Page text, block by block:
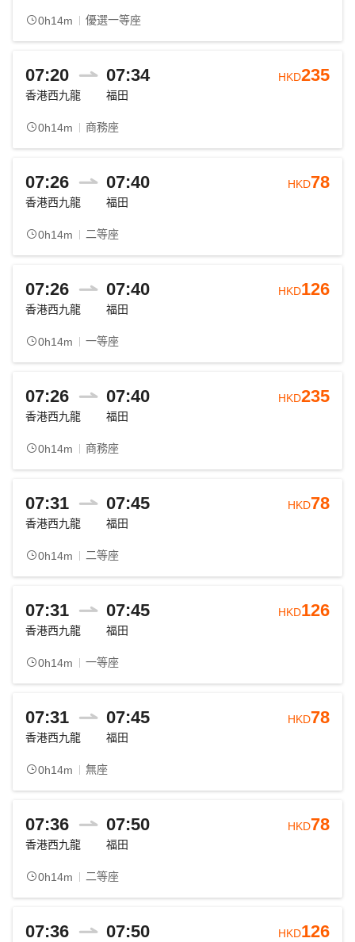
0h14m 優選一等座
07:20 07:34
香港西九龍 福田
0h14m 商務座
HKD235
07:26 07:40
香港西九龍 福田
0h14m 二等座
HKD78
07:26 07:40
香港西九龍 福田
0h14m 一等座
HKD126
07:26 07:40
香港西九龍 福田
0h14m 商務座
HKD235
07:31 07:45
香港西九龍 福田
0h14m 二等座
HKD78
07:31 07:45
香港西九龍 福田
0h14m 一等座
HKD126
07:31 07:45
香港西九龍 福田
0h14m 無座
HKD78
07:36 07:50
香港西九龍 福田
0h14m 二等座
HKD78
07:36 07:50 HKD126